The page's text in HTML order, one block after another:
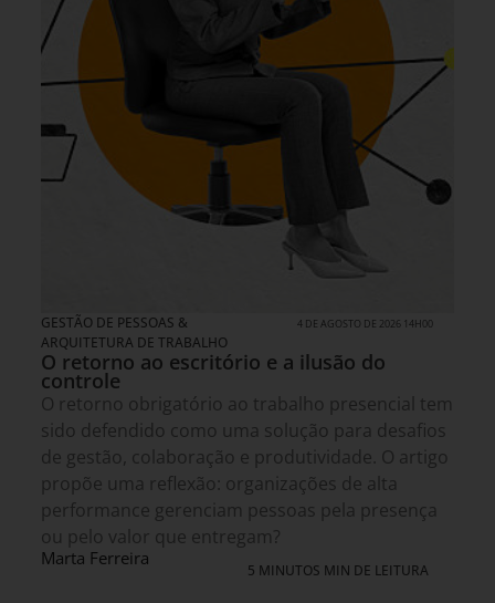
GESTÃO DE PESSOAS &
ARQUITETURA DE TRABALHO
4 DE AGOSTO DE 2026 14H00
O retorno ao escritório e a ilusão do
controle
O retorno obrigatório ao trabalho presencial tem
sido defendido como uma solução para desafios
de gestão, colaboração e produtividade. O artigo
propõe uma reflexão: organizações de alta
performance gerenciam pessoas pela presença
ou pelo valor que entregam?
Marta Ferreira
5 MINUTOS MIN DE LEITURA